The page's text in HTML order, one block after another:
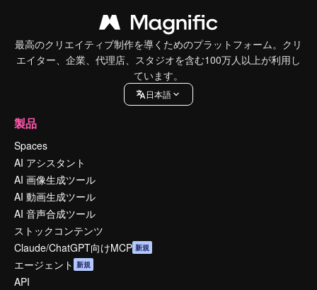
最高のクリエイティブ制作を導くためのプラットフォーム。クリ
エイター、企業、代理店、スタジオを含む100万人以上が利用し
ています。
日本語
製品
Spaces
AI アシスタント
AI 画像生成ツール
AI 動画生成ツール
AI 音声合成ツール
ストックコンテンツ
Claude/ChatGPT向けMCP 新規
エージェント 新規
API